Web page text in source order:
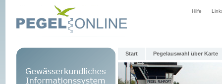
Hilfe
Start Pegelauswahl über Karte